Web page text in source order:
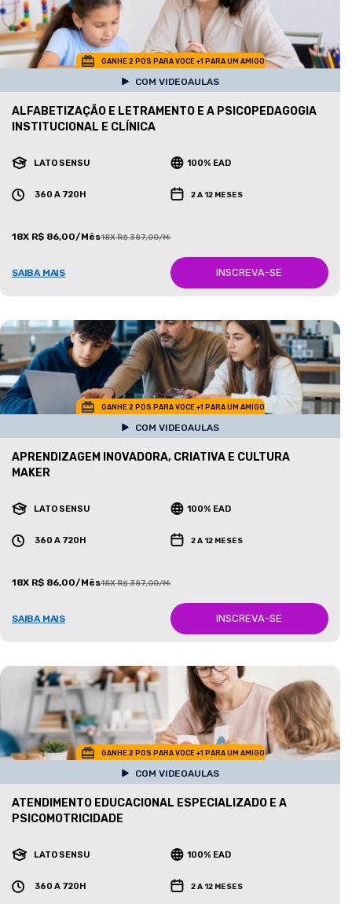
GANHE 2 POS PARA VOCE +1 PARA UM AMIGO
COM VIDEOAULAS
ALFABETIZAÇÃO E LETRAMENTO E A PSICOPEDAGOGIA
INSTITUCIONAL E CLÍNICA
LATO SENSU 100% EAD
360 A 720H 2 A 12 MESES
18X R$ 86,00/Mês18X R$ 387,00/Mês
SAIBA MAIS INSCREVA-SE
GANHE 2 POS PARA VOCE +1 PARA UM AMIGO
COM VIDEOAULAS
APRENDIZAGEM INOVADORA, CRIATIVA E CULTURA
MAKER
LATO SENSU 100% EAD
360 A 720H 2 A 12 MESES
18X R$ 86,00/Mês18X R$ 387,00/Mês
SAIBA MAIS INSCREVA-SE
GANHE 2 POS PARA VOCE +1 PARA UM AMIGO
COM VIDEOAULAS
ATENDIMENTO EDUCACIONAL ESPECIALIZADO E A
PSICOMOTRICIDADE
LATO SENSU 100% EAD
360 A 720H 2 A 12 MESES